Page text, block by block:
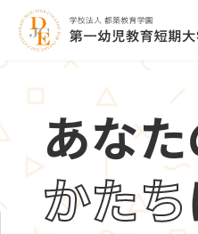
あなた
かたち